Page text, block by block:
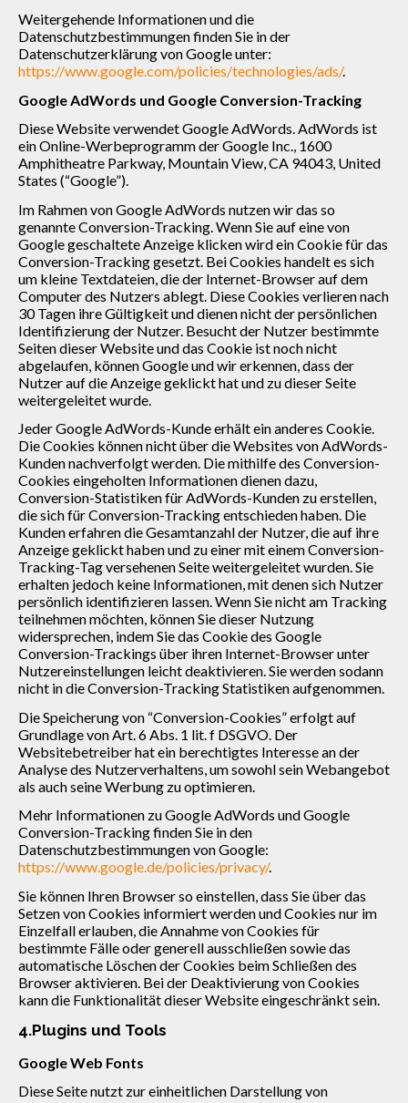
Weitergehende Informationen und die
Datenschutzbestimmungen finden Sie in der
Datenschutzerklärung von Google unter:
https://www.google.com/policies/technologies/ads/.
Google AdWords und Google Conversion-Tracking
Diese Website verwendet Google AdWords. AdWords ist
ein Online-Werbeprogramm der Google Inc., 1600
Amphitheatre Parkway, Mountain View, CA 94043, United
States (“Google”).
Im Rahmen von Google AdWords nutzen wir das so
genannte Conversion-Tracking. Wenn Sie auf eine von
Google geschaltete Anzeige klicken wird ein Cookie für das
Conversion-Tracking gesetzt. Bei Cookies handelt es sich
um kleine Textdateien, die der Internet-Browser auf dem
Computer des Nutzers ablegt. Diese Cookies verlieren nach
30 Tagen ihre Gültigkeit und dienen nicht der persönlichen
Identifizierung der Nutzer. Besucht der Nutzer bestimmte
Seiten dieser Website und das Cookie ist noch nicht
abgelaufen, können Google und wir erkennen, dass der
Nutzer auf die Anzeige geklickt hat und zu dieser Seite
weitergeleitet wurde.
Jeder Google AdWords-Kunde erhält ein anderes Cookie.
Die Cookies können nicht über die Websites von AdWords-
Kunden nachverfolgt werden. Die mithilfe des Conversion-
Cookies eingeholten Informationen dienen dazu,
Conversion-Statistiken für AdWords-Kunden zu erstellen,
die sich für Conversion-Tracking entschieden haben. Die
Kunden erfahren die Gesamtanzahl der Nutzer, die auf ihre
Anzeige geklickt haben und zu einer mit einem Conversion-
Tracking-Tag versehenen Seite weitergeleitet wurden. Sie
erhalten jedoch keine Informationen, mit denen sich Nutzer
persönlich identifizieren lassen. Wenn Sie nicht am Tracking
teilnehmen möchten, können Sie dieser Nutzung
widersprechen, indem Sie das Cookie des Google
Conversion-Trackings über ihren Internet-Browser unter
Nutzereinstellungen leicht deaktivieren. Sie werden sodann
nicht in die Conversion-Tracking Statistiken aufgenommen.
Die Speicherung von “Conversion-Cookies” erfolgt auf
Grundlage von Art. 6 Abs. 1 lit. f DSGVO. Der
Websitebetreiber hat ein berechtigtes Interesse an der
Analyse des Nutzerverhaltens, um sowohl sein Webangebot
als auch seine Werbung zu optimieren.
Mehr Informationen zu Google AdWords und Google
Conversion-Tracking finden Sie in den
Datenschutzbestimmungen von Google:
https://www.google.de/policies/privacy/.
Sie können Ihren Browser so einstellen, dass Sie über das
Setzen von Cookies informiert werden und Cookies nur im
Einzelfall erlauben, die Annahme von Cookies für
bestimmte Fälle oder generell ausschließen sowie das
automatische Löschen der Cookies beim Schließen des
Browser aktivieren. Bei der Deaktivierung von Cookies
kann die Funktionalität dieser Website eingeschränkt sein.
4.Plugins und Tools
Google Web Fonts
Diese Seite nutzt zur einheitlichen Darstellung von